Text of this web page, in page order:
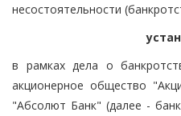
несостоятельности
в рамках дела о
акционерное общество
"Абсолют Банк" (далее -